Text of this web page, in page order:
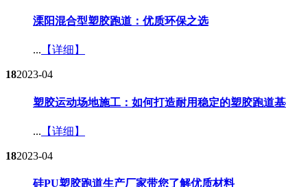
溧阳混合型塑胶跑道：优质环保之选​
... 【详细】
182023-04
塑胶运动场地施工：如何打造耐用稳定的塑胶跑道基
... 【详细】
182023-04
硅PU塑胶跑道生产厂家带您了解优质材料​